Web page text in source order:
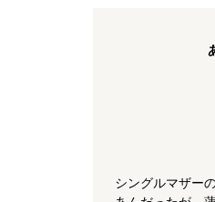
シングルマザー